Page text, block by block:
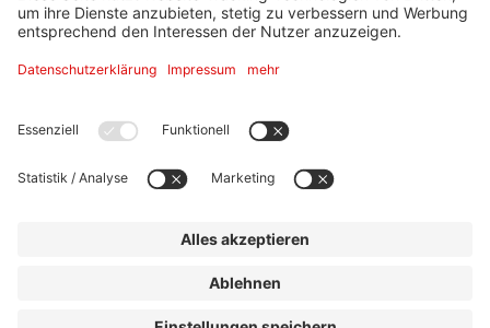
Informationen von Ihrem Gastgeber
Adresse